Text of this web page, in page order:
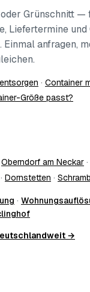
Grünschnitt —
Liefertermine und
anfragen,
· Container
Größe passt?
Oberndorf am Neckar ·
· Dornstetten ·
·
→